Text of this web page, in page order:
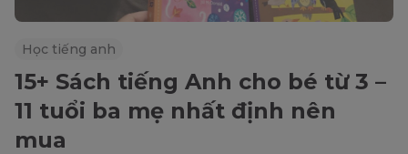
Học tiếng anh
15+ Sách tiếng Anh cho bé từ 3 –
11 tuổi ba mẹ nhất định nên
mua